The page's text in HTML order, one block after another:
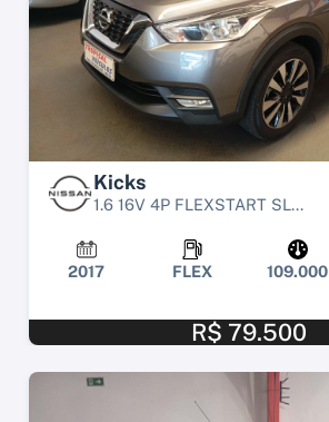
Kicks
1.6 16V 4P FLEXSTART SL...
2017 FLEX 109.000
R$ 79.500